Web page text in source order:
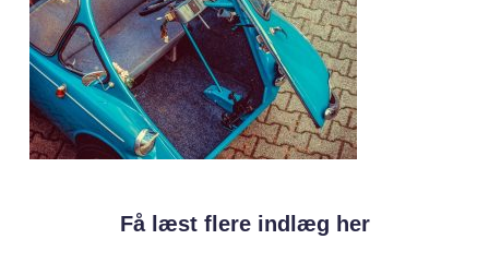
Få læst flere indlæg her